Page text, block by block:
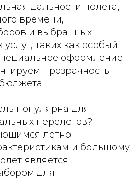
дальности полета,
времени,
и выбранных
таких как особый
оформление
прозрачность
популярна для
перелетов?
летно-
и большому
является
для